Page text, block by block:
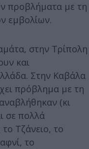
προβλήματα με τη
εμβολίων.
στην Τρίπολη
και
Στην Καβάλα
πρόβλημα με τη
(κι
σε πολλά
Τζάνειο, το
το